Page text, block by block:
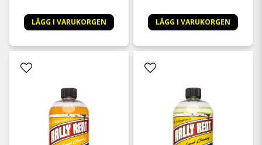
LÄGG I VARUKORGEN LÄGG I VARUKORGEN